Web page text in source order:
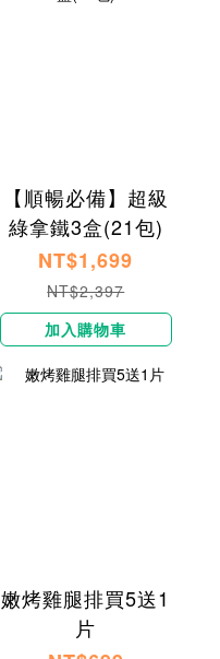
【順暢必備】超級
綠拿鐵3盒(21包)
NT$1,699
NT$2,397
加入購物車
嫩烤雞腿排買5送1
片